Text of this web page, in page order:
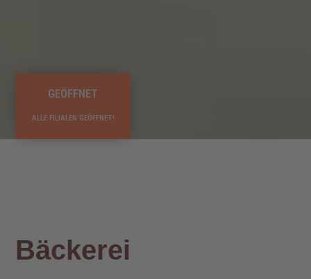
GEÖFFNET
ALLE FILIALEN GEÖFFNET!
Bäckerei